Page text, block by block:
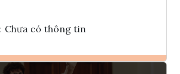
Chưa có thông tin